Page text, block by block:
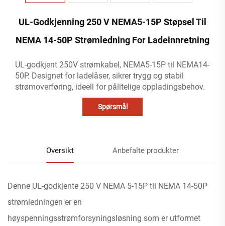
UL-Godkjenning 250 V NEMA5-15P Støpsel Til
NEMA 14-50P Strømledning For Ladeinnretning
UL-godkjent 250V strømkabel, NEMA5-15P til NEMA14-
50P. Designet for ladelåser, sikrer trygg og stabil
strømoverføring, ideell for pålitelige oppladingsbehov.
Spørsmål
Oversikt Anbefalte produkter
Denne UL-godkjente 250 V NEMA 5-15P til NEMA 14-50P
strømledningen er en
høyspenningsstrømforsyningsløsning som er utformet